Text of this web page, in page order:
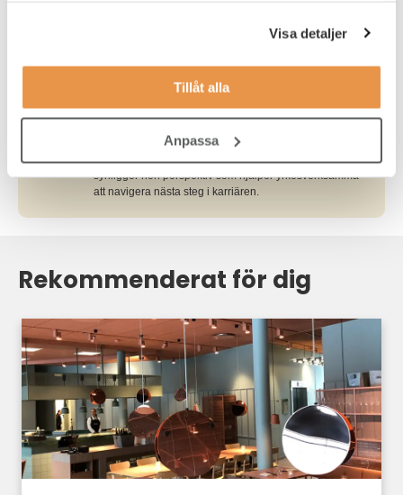
Visa detaljer
Tillåt alla
Anpassa
kommunikation och varumärke. Med bakgrund från
branscher. På TNG:s insiktsblogg skriver Hanna om
karriärfrågor, ledarskap, samt de utmaningar som
kunder och kandidater möter i sin vardag. Hon har ett
kombinerar trendspaning med konkreta råd till
arbetsgivare, ingenjörer och konsulter. I sina texter
synliggör hon perspektiv som hjälper yrkesverksamma
att navigera nästa steg i karriären.
Rekommenderat för dig